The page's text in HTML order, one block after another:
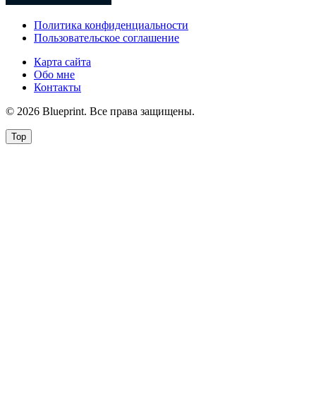
Политика конфиденциальности
Пользовательское соглашение
Карта сайта
Обо мне
Контакты
© 2026 Blueprint. Все права защищены.
Top